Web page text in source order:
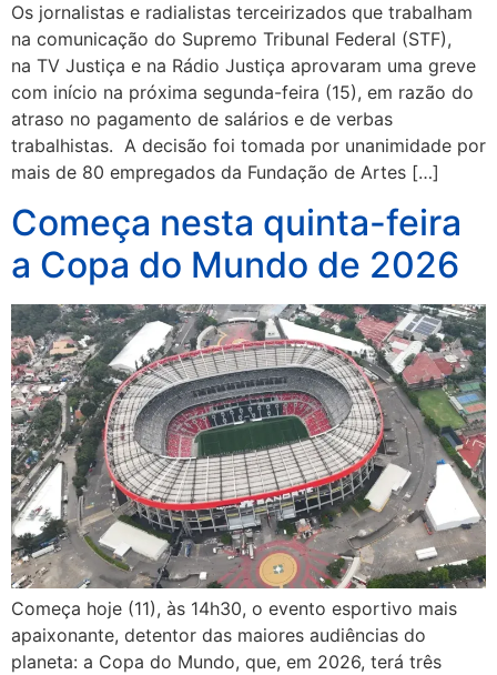
Os jornalistas e radialistas terceirizados que trabalham
na comunicação do Supremo Tribunal Federal (STF),
na TV Justiça e na Rádio Justiça aprovaram uma greve
com início na próxima segunda-feira (15), em razão do
atraso no pagamento de salários e de verbas
trabalhistas. A decisão foi tomada por unanimidade por
mais de 80 empregados da Fundação de Artes […]
Começa nesta quinta-feira
a Copa do Mundo de 2026
Começa hoje (11), às 14h30, o evento esportivo mais
apaixonante, detentor das maiores audiências do
planeta: a Copa do Mundo, que, em 2026, terá três